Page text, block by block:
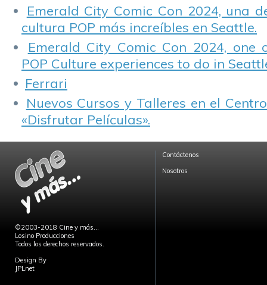
Emerald City Comic Con 2024, una
cultura POP más increíbles en Seattle.
Emerald City Comic Con 2024,
POP Culture experiences to do in
Ferrari
Nuevos Cursos y Talleres en el
«Disfrutar Películas».
©2003-2018 Cine y más...
Losino Producciones
Todos los derechos reservados.
Design By
JPLnet
Contáctenos
Nosotros